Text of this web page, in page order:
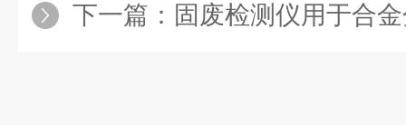
下一篇： 固废检测仪用于合